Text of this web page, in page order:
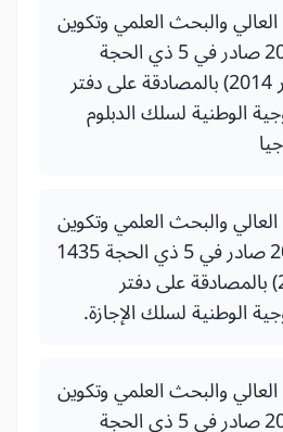
العالي والبحث العلمي وتكوين
الأطر رقم 2081.14 صادر في 5 ذي الحجة
1435 (30سبتمبر 2014) بالمصادقة على دفتر
الوطنية لسلك الدبلوم
العالي والبحث العلمي وتكوين
الأطر رقم2082.14 صادر في 5 ذي الحجة 1435
(30سبتمبر 2014) بالمصادقة على دفتر
الوطنية لسلك الإجازة.
العالي والبحث العلمي وتكوين
الأطر رقم 2088.14 صادر في 5 ذي الحجة